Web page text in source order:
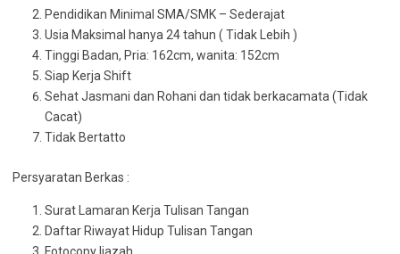
Pendidikan Minimal SMA/SMK – Sederajat
Usia Maksimal hanya 24 tahun ( Tidak Lebih )
Tinggi Badan, Pria: 162cm, wanita: 152cm
Siap Kerja Shift
Sehat Jasmani dan Rohani dan tidak berkacamata (Tidak
Cacat)
Tidak Bertatto
Persyaratan Berkas :
Surat Lamaran Kerja Tulisan Tangan
Daftar Riwayat Hidup Tulisan Tangan